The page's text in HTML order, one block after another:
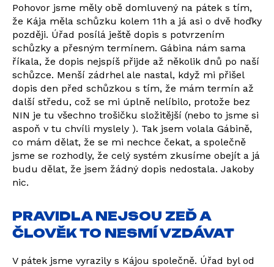
Pohovor jsme měly obě domluvený na pátek s tím,
že Kája měla schůzku kolem 11h a já asi o dvě hoďky
později. Úřad posílá ještě dopis s potvrzením
schůzky a přesným termínem. Gábina nám sama
říkala, že dopis nejspíš přijde až několik dnů po naší
schůzce. Menší zádrhel ale nastal, když mi přišel
dopis den před schůzkou s tím, že mám termín až
další středu, což se mi úplně nelíbilo, protože bez
NIN je tu všechno trošičku složitější (nebo to jsme si
aspoň v tu chvíli myslely ). Tak jsem volala Gábině,
co mám dělat, že se mi nechce čekat, a společně
jsme se rozhodly, že celý systém zkusíme obejít a já
budu dělat, že jsem žádný dopis nedostala. Jakoby
nic.
PRAVIDLA NEJSOU ZEĎ A
ČLOVĚK TO NESMÍ VZDÁVAT
V pátek jsme vyrazily s Kájou společně. Úřad byl od